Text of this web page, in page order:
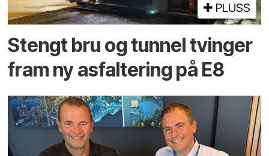
PLUSS
Stengt bru og tunnel tvinger
fram ny asfaltering på E8